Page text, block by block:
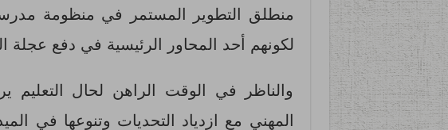
منطلق التطوير المستمر في منظومة
لكونهم أحد المحاور الرئيسية في دفع عجلة
والناظر في الوقت الراهن لحال التعليم
المهني مع ازدياد التحديات وتنوعها في